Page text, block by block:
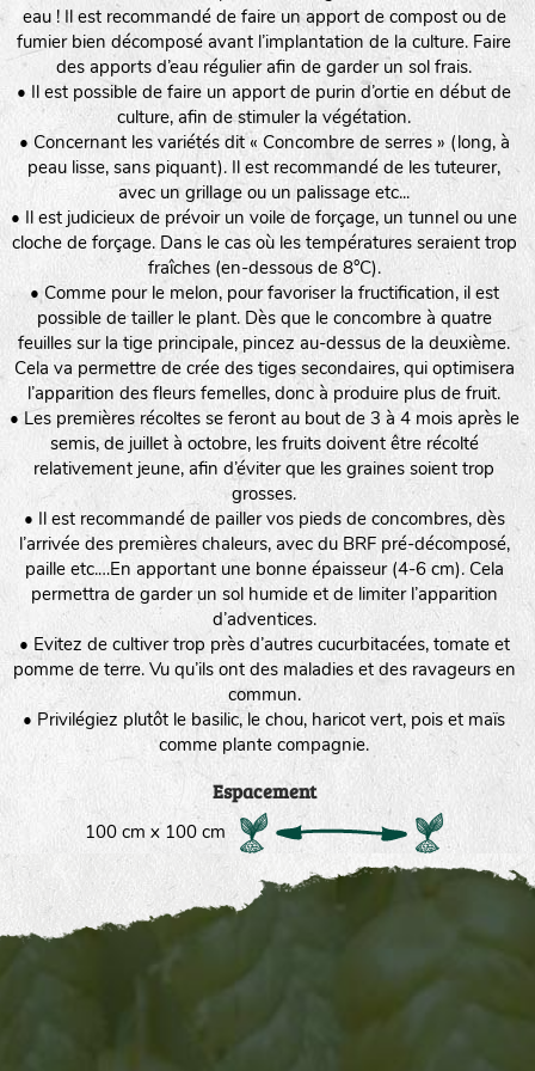
eau ! Il est recommandé de faire un apport de compost ou de
fumier bien décomposé avant l’implantation de la culture. Faire
des apports d’eau régulier afin de garder un sol frais.
• Il est possible de faire un apport de purin d’ortie en début de
culture, afin de stimuler la végétation.
• Concernant les variétés dit « Concombre de serres » (long, à
peau lisse, sans piquant). Il est recommandé de les tuteurer,
avec un grillage ou un palissage etc...
• Il est judicieux de prévoir un voile de forçage, un tunnel ou une
cloche de forçage. Dans le cas où les températures seraient trop
fraîches (en-dessous de 8°C).
• Comme pour le melon, pour favoriser la fructification, il est
possible de tailler le plant. Dès que le concombre à quatre
feuilles sur la tige principale, pincez au-dessus de la deuxième.
Cela va permettre de crée des tiges secondaires, qui optimisera
l’apparition des fleurs femelles, donc à produire plus de fruit.
• Les premières récoltes se feront au bout de 3 à 4 mois après le
semis, de juillet à octobre, les fruits doivent être récolté
relativement jeune, afin d’éviter que les graines soient trop
grosses.
• Il est recommandé de pailler vos pieds de concombres, dès
l’arrivée des premières chaleurs, avec du BRF pré-décomposé,
paille etc.…En apportant une bonne épaisseur (4-6 cm). Cela
permettra de garder un sol humide et de limiter l’apparition
d’adventices.
• Evitez de cultiver trop près d’autres cucurbitacées, tomate et
pomme de terre. Vu qu’ils ont des maladies et des ravageurs en
commun.
• Privilégiez plutôt le basilic, le chou, haricot vert, pois et maïs
comme plante compagnie.
Espacement
100 cm x 100 cm